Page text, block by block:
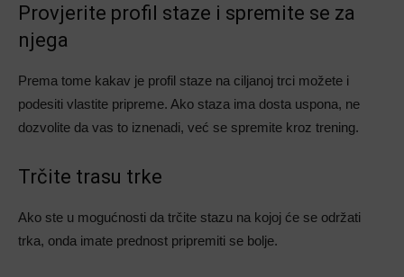
Provjerite profil staze i spremite se za
njega
Prema tome kakav je profil staze na ciljanoj trci možete i
podesiti vlastite pripreme. Ako staza ima dosta uspona, ne
dozvolite da vas to iznenadi, već se spremite kroz trening.
Trčite trasu trke
Ako ste u mogućnosti da trčite stazu na kojoj će se održati
trka, onda imate prednost pripremiti se bolje.